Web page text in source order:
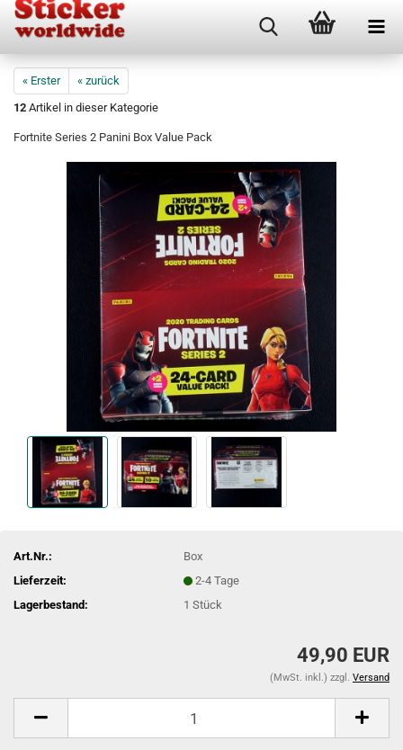
« Erster
« zurück
12 Artikel in dieser Kategorie
Fortnite Series 2 Panini Box Value Pack
Art.Nr.:
Box
Lieferzeit:
2-4 Tage
Lagerbestand:
1Stück
49,90 EUR
(MwSt. inkl.) zzgl. Versand